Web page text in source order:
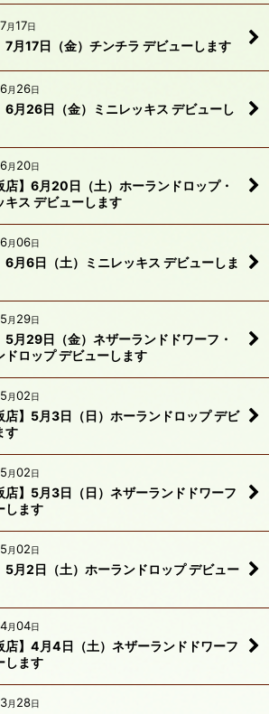
月17日
7月17日（金）チンチラ デビューします
月 26日
6月26日（金）ミニレッキス デビューし
月 20日
店】6月20日（土）ホーランドロップ・
キス デビューします
月06日
6月6日（土）ミニレッキス デビューしま
月 29日
5月29日（金）ネザーランドドワーフ・
ドロップ デビューします
月02日
店】5月3日（日）ホーランドロップ デビ
す
月02日
店】5月3日（日）ネザーランドドワーフ
します
月02日
5月2日（土）ホーランドロップ デビュー
月04日
店】4月4日（土）ネザーランドドワーフ
します
月 28日